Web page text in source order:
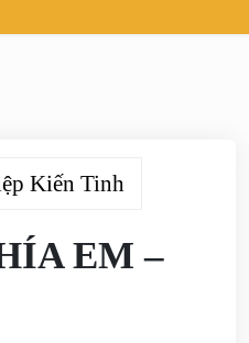
Kiến Tinh
EM –